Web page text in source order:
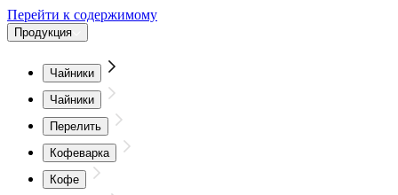
Перейти к содержимому
Продукция
Чайники
Чайники
Перелить
Кофеварка
Кофе